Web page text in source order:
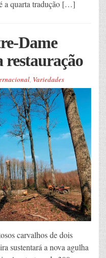
a quarta tradução […]
Dame
restauração
, Variedades
carvalhos de dois
sustentará a nova agulha